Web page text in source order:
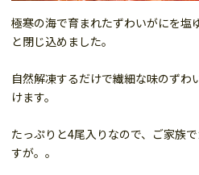
極寒の海で育まれたずわいがにを塩
と閉じ込めました。
自然解凍するだけで繊細な味のずわ
けます。
たっぷりと4尾入りなので、ご家族
すが。。